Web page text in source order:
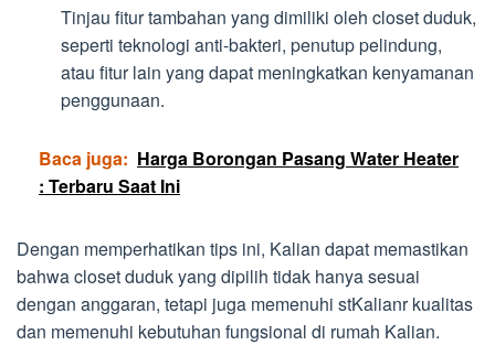
Tinjau fitur tambahan yang dimiliki oleh closet duduk,
seperti teknologi anti-bakteri, penutup pelindung,
atau fitur lain yang dapat meningkatkan kenyamanan
penggunaan.
Baca juga: Harga Borongan Pasang Water Heater
: Terbaru Saat Ini
Dengan memperhatikan tips ini, Kalian dapat memastikan
bahwa closet duduk yang dipilih tidak hanya sesuai
dengan anggaran, tetapi juga memenuhi stKalianr kualitas
dan memenuhi kebutuhan fungsional di rumah Kalian.